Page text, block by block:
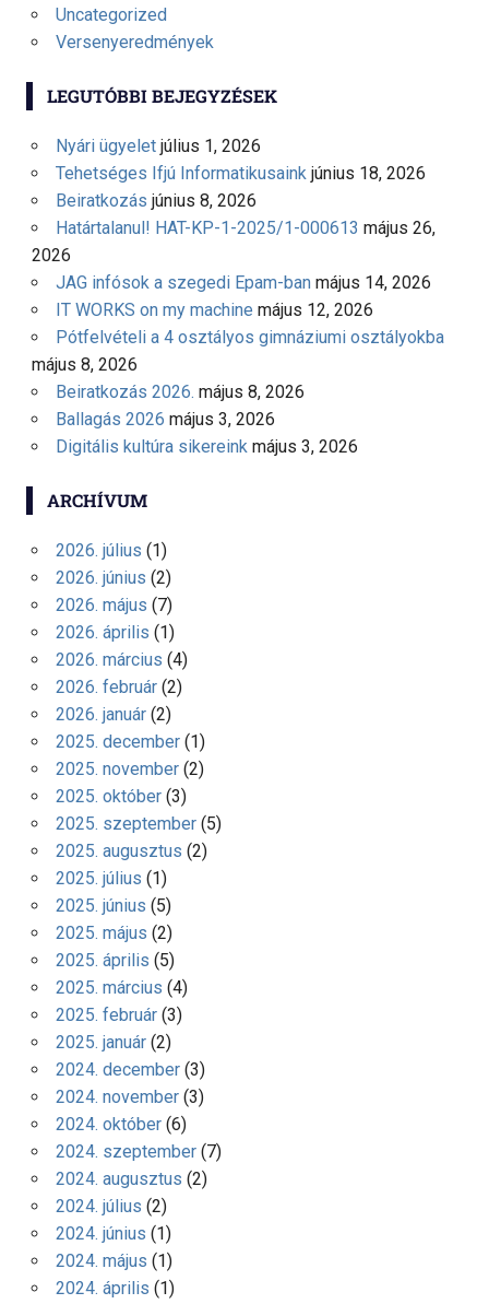
Uncategorized
Versenyeredmények
LEGUTÓBBI BEJEGYZÉSEK
Nyári ügyelet július 1, 2026
Tehetséges Ifjú Informatikusaink június 18, 2026
Beiratkozás június 8, 2026
Határtalanul! HAT-KP-1-2025/1-000613 május 26,
2026
JAG infósok a szegedi Epam-ban május 14, 2026
IT WORKS on my machine május 12, 2026
Pótfelvételi a 4 osztályos gimnáziumi osztályokba
május 8, 2026
Beiratkozás 2026. május 8, 2026
Ballagás 2026 május 3, 2026
Digitális kultúra sikereink május 3, 2026
ARCHÍVUM
2026. július (1)
2026. június (2)
2026. május (7)
2026. április (1)
2026. március (4)
2026. február(2)
2026. január(2)
2025. december(1)
2025. november(2)
2025. október(3)
2025. szeptember(5)
2025. augusztus (2)
2025. július (1)
2025. június (5)
2025. május (2)
2025. április (5)
2025. március (4)
2025. február(3)
2025. január(2)
2024. december(3)
2024. november(3)
2024. október(6)
2024. szeptember(7)
2024. augusztus (2)
2024. július (2)
2024. június (1)
2024. május (1)
2024. április (1)